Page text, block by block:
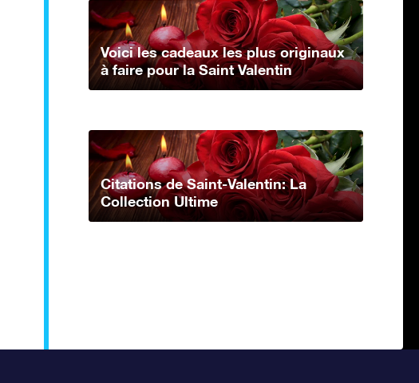
Voici les cadeaux les plus originaux
à faire pour la Saint Valentin
Citations de Saint-Valentin: La
Collection Ultime